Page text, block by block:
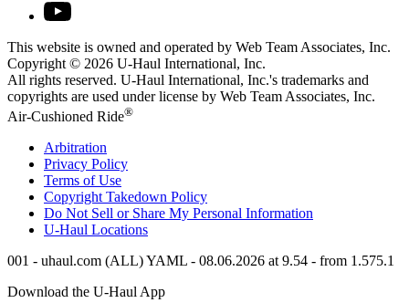
This website is owned and operated by Web Team Associates, Inc.
Copyright © 2026 U-Haul International, Inc.
All rights reserved. U-Haul International, Inc.'s trademarks and
copyrights are used under license by Web Team Associates, Inc.
Air-Cushioned Ride®
Arbitration
Privacy Policy
Terms of Use
Copyright Takedown Policy
Do Not Sell or Share My Personal Information
U-Haul Locations
001 - uhaul.com (ALL) YAML - 08.06.2026 at 9.54 - from 1.575.1
Download the U-Haul App